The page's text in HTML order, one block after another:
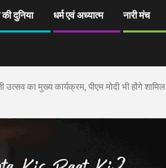
दुनिया धर्म एवं अध्यात्म नारी मंच
का मुख्य कार्यक्रम, पीएम मोदी भी होंगे शामिल